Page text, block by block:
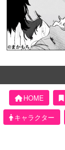
HOME
キャラクター